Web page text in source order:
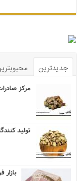
جدیدترین
مرکز
تولید